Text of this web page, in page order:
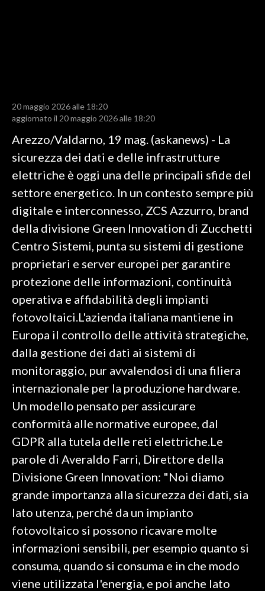
RISULTATI E CLASSIFICHE
CALCIO REGIONALE
BASKET
VOLLEY
MOTORI
TENNIS
ALTRI SPORT
CULTURA
SPETTACOLI
GOSSIP
SALUTE
SARDEGNA TURISMO
SARDI NEL MONDO
NOTIZIE
EVENTI
3 MINUTI CON
INSULARITÀ
INFO AZIENDE
20 maggio 2026 alle 18:20
aggiornato il 20 maggio 2026 alle 18:20
Arezzo/Valdarno, 19 mag. (askanews) - La
sicurezza dei dati e delle infrastrutture
elettriche è oggi una delle principali sfide del
settore energetico. In un contesto sempre più
digitale e interconnesso, ZCS Azzurro, brand
della divisione Green Innovation di Zucchetti
Centro Sistemi, punta su sistemi di gestione
proprietari e server europei per garantire
protezione delle informazioni, continuità
operativa e affidabilità degli impianti
fotovoltaici.L'azienda italiana mantiene in
Europa il controllo delle attività strategiche,
dalla gestione dei dati ai sistemi di
monitoraggio, pur avvalendosi di una filiera
internazionale per la produzione hardware.
Un modello pensato per assicurare
conformità alle normative europee, dal
GDPR alla tutela delle reti elettriche.Le
parole di Averaldo Farri, Direttore della
Divisione Green Innovation: "Noi diamo
grande importanza alla sicurezza dei dati, sia
lato utenza, perché da un impianto
fotovoltaico si possono ricavare molte
informazioni sensibili, per esempio quanto si
consuma, quando si consuma e in che modo
viene utilizzata l'energia, e poi anche lato